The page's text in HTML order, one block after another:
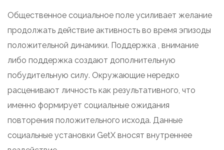
Общественное социальное поле усиливает желание
продолжать действие активность во время эпизоды
положительной динамики. Поддержка , внимание
либо поддержка создают дополнительную
побудительную силу. Окружающие нередко
расценивают личность как результативного, что
именно формирует социальные ожидания
повторения положительного исхода. Данные
социальные установки GetX вносят внутреннее